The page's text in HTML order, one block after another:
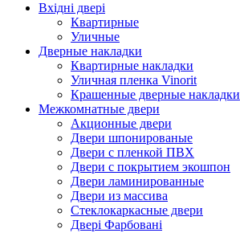
Вхідні двері
Квартирные
Уличные
Дверные накладки
Квартирные накладки
Уличная пленка Vinorit
Крашенные дверные накладки
Межкомнатные двери
Акционные двери
Двери шпонированые
Двери с пленкой ПВХ
Двери с покрытием экошпон
Двери ламинированные
Двери из массива
Стеклокаркасные двери
Двері Фарбовані